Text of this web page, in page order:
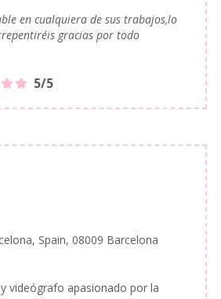
en cualquiera de sus trabajos,lo
gracias por todo
5/5
Spain, 08009 Barcelona
videógrafo apasionado por la